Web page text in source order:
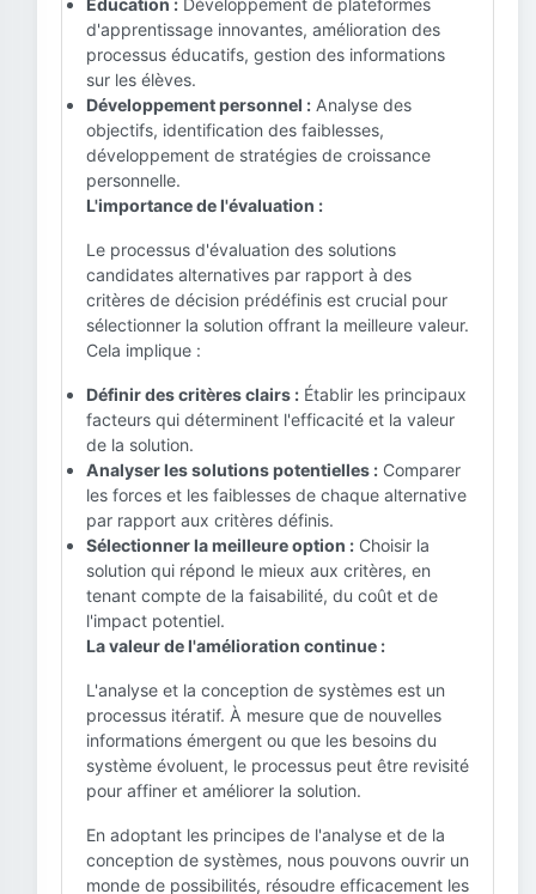
Éducation : Développement de plateformes
d'apprentissage innovantes, amélioration des
processus éducatifs, gestion des informations
sur les élèves.
Développement personnel : Analyse des
objectifs, identification des faiblesses,
développement de stratégies de croissance
personnelle.
L'importance de l'évaluation :
Le processus d'évaluation des solutions
candidates alternatives par rapport à des
critères de décision prédéfinis est crucial pour
sélectionner la solution offrant la meilleure valeur.
Cela implique :
Définir des critères clairs : Établir les principaux
facteurs qui déterminent l'efficacité et la valeur
de la solution.
Analyser les solutions potentielles : Comparer
les forces et les faiblesses de chaque alternative
par rapport aux critères définis.
Sélectionner la meilleure option : Choisir la
solution qui répond le mieux aux critères, en
tenant compte de la faisabilité, du coût et de
l'impact potentiel.
La valeur de l'amélioration continue :
L'analyse et la conception de systèmes est un
processus itératif. À mesure que de nouvelles
informations émergent ou que les besoins du
système évoluent, le processus peut être revisité
pour affiner et améliorer la solution.
En adoptant les principes de l'analyse et de la
conception de systèmes, nous pouvons ouvrir un
monde de possibilités, résoudre efficacement les